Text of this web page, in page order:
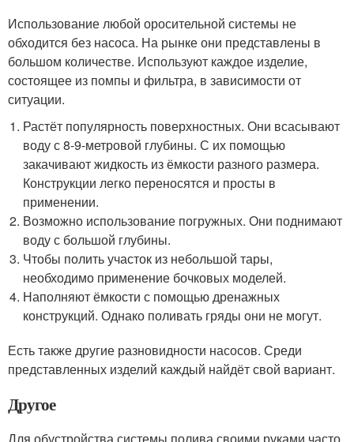
Использование любой оросительной системы не
обходится без насоса. На рынке они представлены в
большом количестве. Используют каждое изделие,
состоящее из помпы и фильтра, в зависимости от
ситуации.
Растёт популярность поверхностных. Они всасывают
воду с 8-9-метровой глубины. С их помощью
закачивают жидкость из ёмкости разного размера.
Конструкции легко переносятся и просты в
применении.
Возможно использование погружных. Они поднимают
воду с большой глубины.
Чтобы полить участок из небольшой тары,
необходимо применение бочковых моделей.
Наполняют ёмкости с помощью дренажных
конструкций. Однако поливать гряды они не могут.
Есть также другие разновидности насосов. Среди
представленных изделий каждый найдёт свой вариант.
Другое
Для обустройства системы полива своими руками часто